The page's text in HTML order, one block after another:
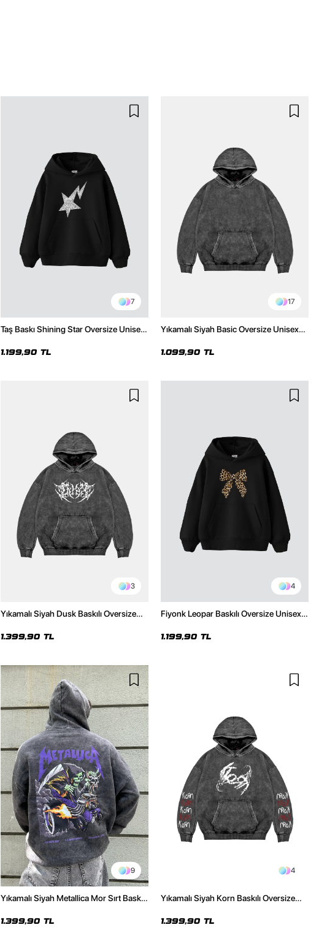
7
Taş Baskı Shining Star Oversize Unisex
1.199,90 TL
17
Yıkamalı Siyah Basic Oversize Unisex
1.099,90 TL
3
Yıkamalı Siyah Dusk Baskılı Oversize
1.399,90 TL
4
Fiyonk Leopar Baskılı Oversize Unisex
1.199,90 TL
9
Yıkamalı Siyah Metallica Mor Sırt Baskılı
1.399,90 TL
4
Yıkamalı Siyah Korn Baskılı Oversize
1.399,90 TL